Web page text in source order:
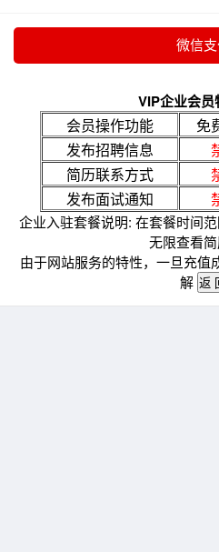
VIP企业会员
会员操作功能 免
发布招聘信息
简历联系方式
发布面试通知
企业入驻套餐说明: 在套餐时间
无限查看
由于网站服务的特性，一旦充值
解